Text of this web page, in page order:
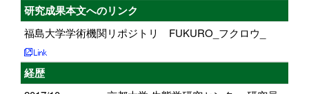
研究成果本文へのリンク
福島大学学術機関リポジトリ FUKURO_フクロウ_
経歴